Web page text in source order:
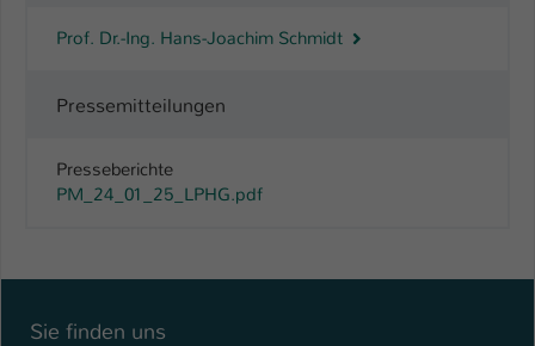
Prof. Dr.-Ing. Hans-Joachim Schmidt
Pressemitteilungen
Presseberichte
PM_24_01_25_LPHG.pdf
Sie finden uns